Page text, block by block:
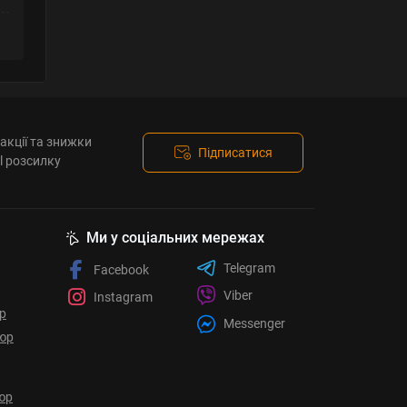
та знижки
розсилку
Підписатися
Ми у соціальних мережах
Facebook
Instagram
Telegram
Viber
Messenger